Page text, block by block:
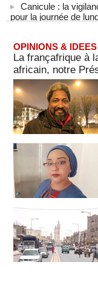
pour la journée de
09/08/2026 -
Biden s’est aggravé,
09/08/2026 -
Des échanges de
Russie
09/08/2026 -
L'Iran exige pour
"toutes" ses
09/08/2026 -
Iran : « aucune
États-Unis
09/08/2026 -
Chine : plus d’un
un ancien colistier
le meurtre présumé
09/08/2026 -
ENTRETIEN
OPINIONS & IDEES
La françafrique à
africain, notre